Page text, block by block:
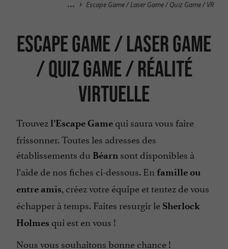
Escape Game / Laser Game / Quiz Game / VR
Escape Game / Laser Game
/ Quiz Game / Réalité
Virtuelle
Trouvezl’Escape Gamequi saura vous faire
frissonner. Toutes les adresses des
établissements du Béarn sont disponibles à
l’aide de nos fiches ci-dessous. En famille ou
entre amis, créez votre équipe et tentez de vous
échapper à temps. Faites resurgir le Sherlock
Holmes qui est en vous !
Nous vous souhaitons bonne chance !